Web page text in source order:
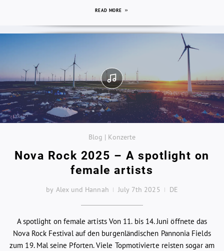
READ MORE
Blog | Konzerte
Nova Rock 2025 – A spotlight on
female artists
by Alex und Hannah July 7th 2025 DE
A spotlight on female artists Von 11. bis 14. Juni öffnete das
Nova Rock Festival auf den burgenländischen Pannonia Fields
zum 19. Mal seine Pforten. Viele Topmotivierte reisten sogar am